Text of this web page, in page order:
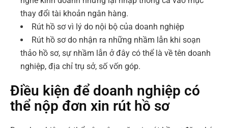
thay đổi tài khoản ngân hàng.
Rút hồ sơ vì lý do nội bộ của doanh nghiệp
Rút hồ sơ do nhận ra những nhầm lẫn khi soạn
thảo hồ sơ, sự nhầm lẫn ở đây có thể là về tên doanh
nghiệp, địa chỉ trụ sở, số vốn góp.
Điều kiện để doanh nghiệp có
thể nộp đơn xin rút hồ sơ